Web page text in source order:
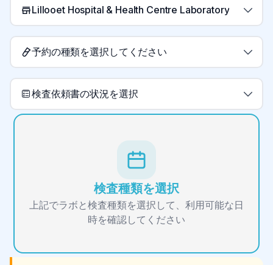
Lillooet Hospital & Health Centre Laboratory
予約の種類を選択してください
検査依頼書の状況を選択
検査種類を選択
上記でラボと検査種類を選択して、利用可能な日
時を確認してください